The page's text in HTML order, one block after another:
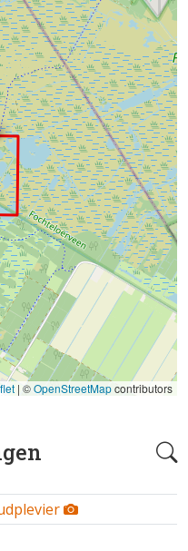
| ©OpenStreetMapcontributors